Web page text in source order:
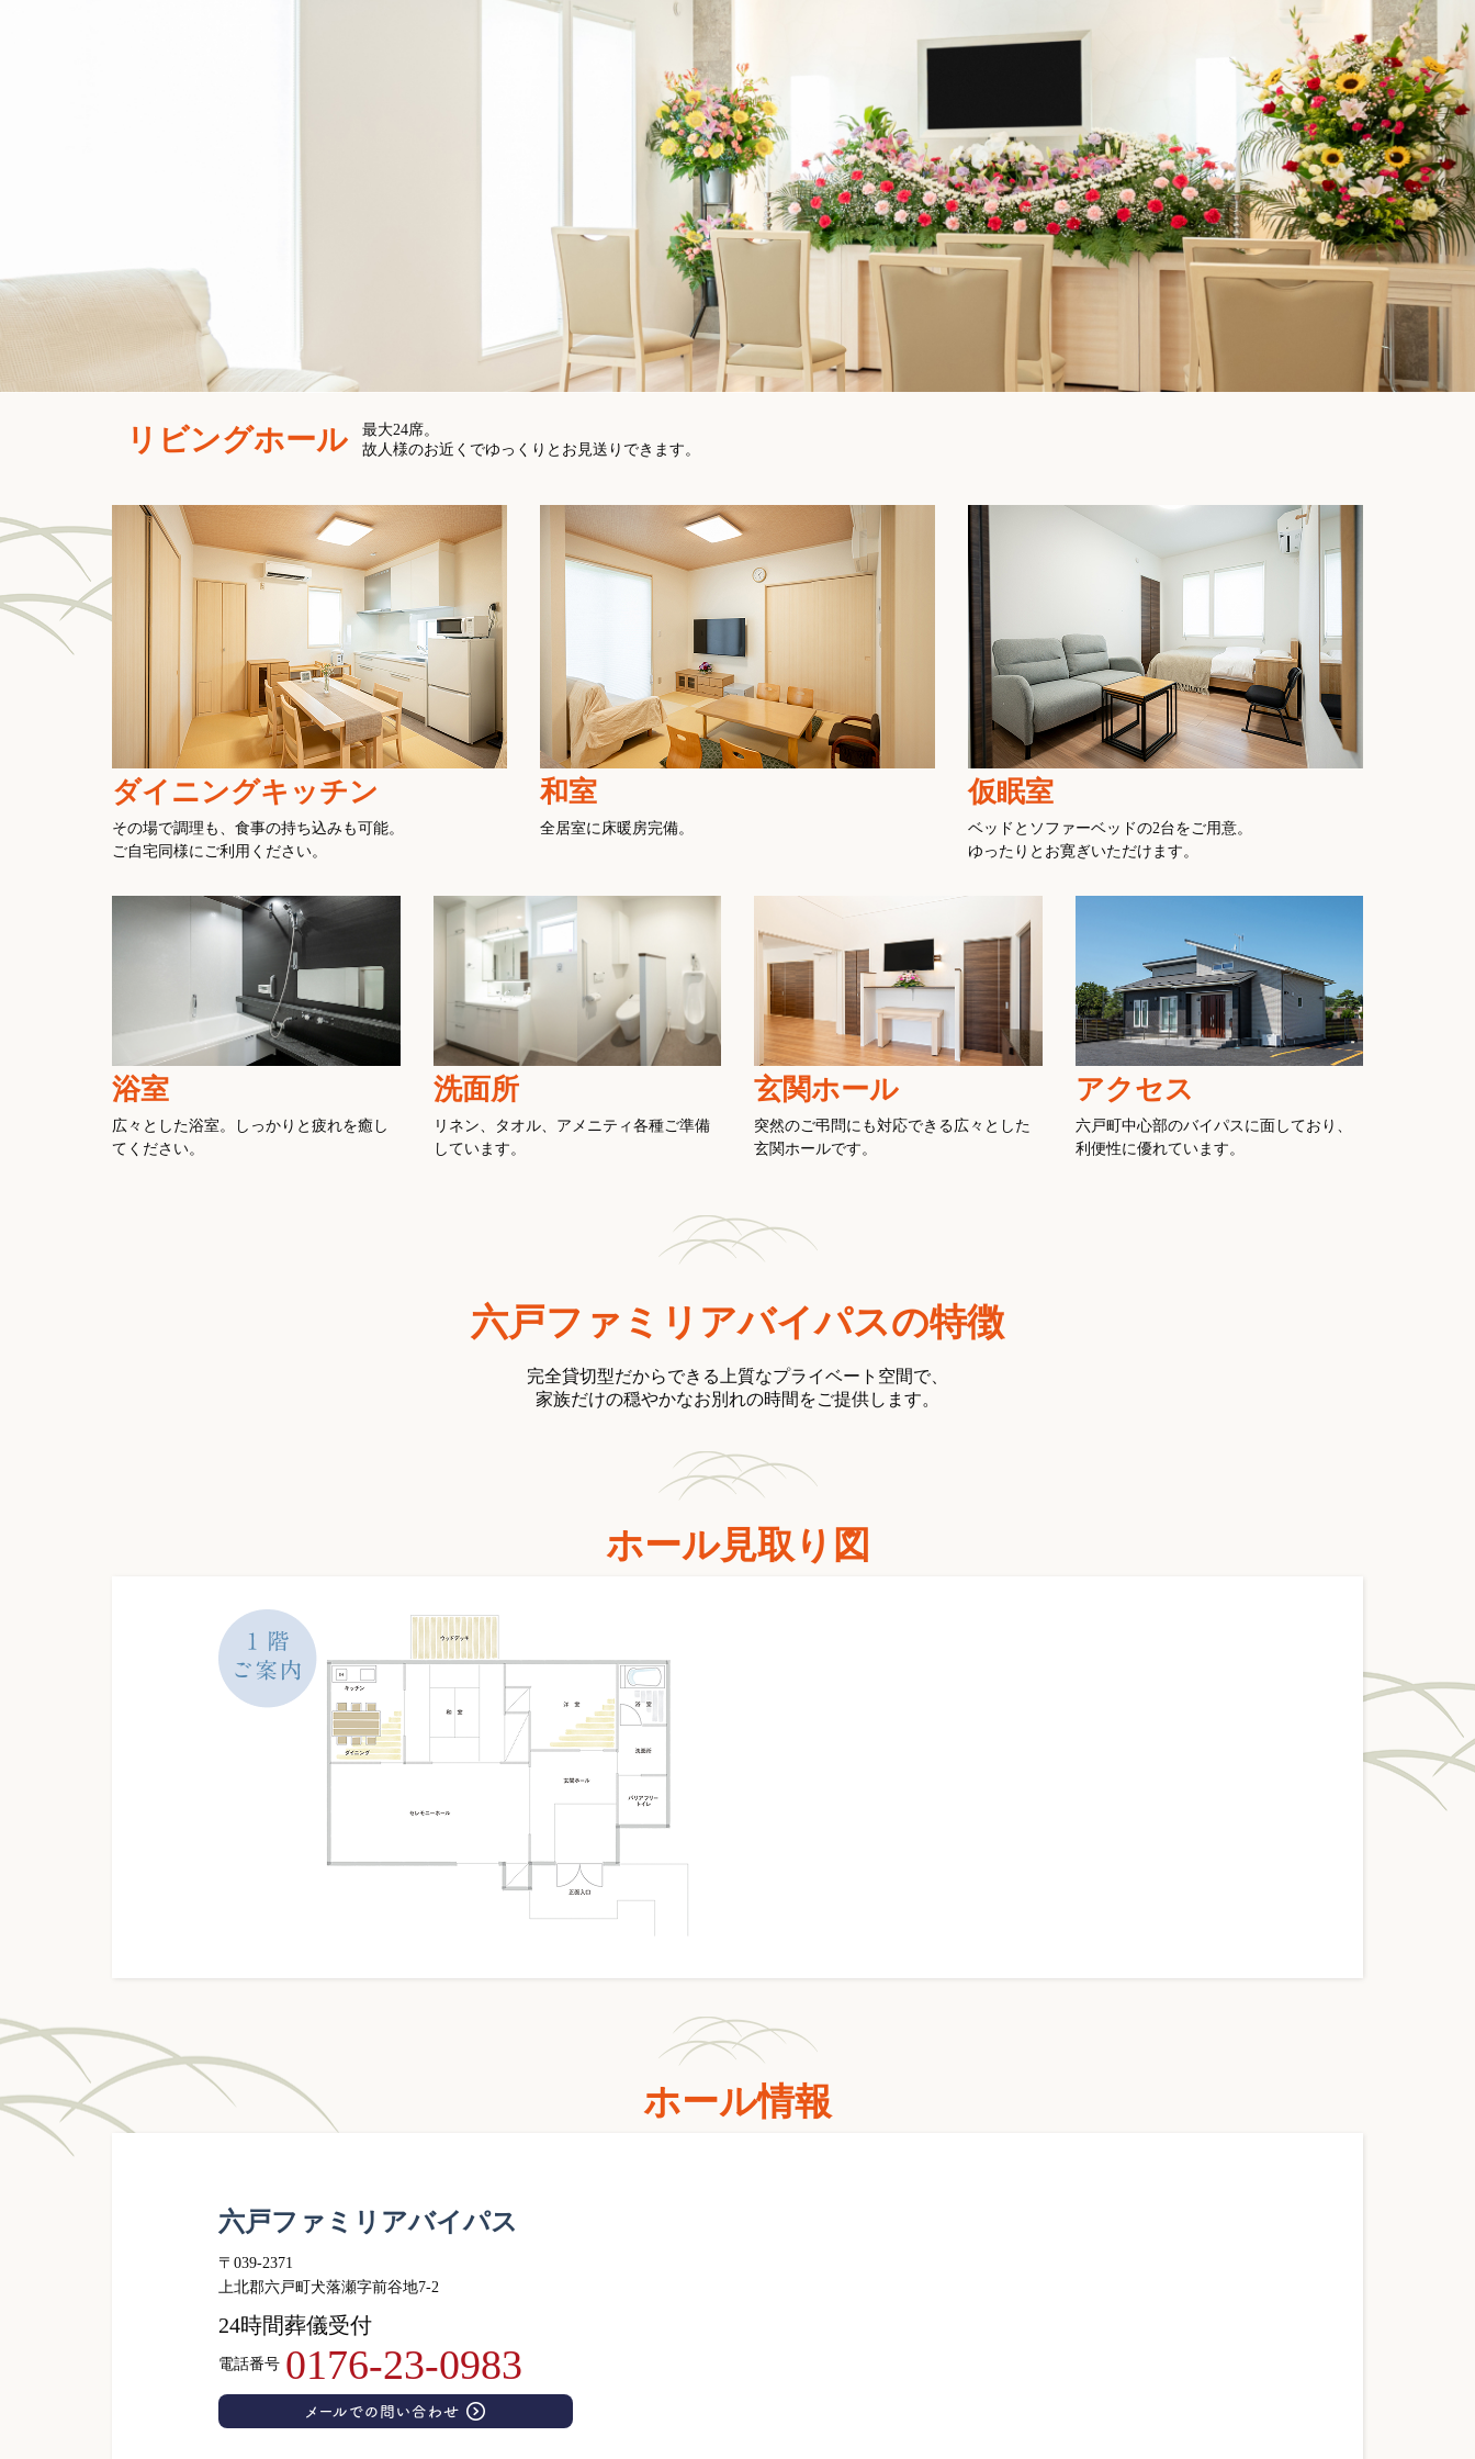
リビングホール
最大24席。
故人様のお近くでゆっくりとお見送りできます。
ダイニングキッチン
その場で調理も、食事の持ち込みも可能。
ご自宅同様にご利用ください。
和室
全居室に床暖房完備。
仮眠室
ベッドとソファーベッドの2台をご用意。
ゆったりとお寛ぎいただけます。
浴室
広々とした浴室。しっかりと疲れを癒し
てください。
洗面所
リネン、タオル、アメニティ各種ご準備
しています。
玄関ホール
突然のご弔問にも対応できる広々とした
玄関ホールです。
アクセス
六戸町中心部のバイパスに面しており、
利便性に優れています。
六戸ファミリアバイパスの特徴
完全貸切型だからできる上質なプライベート空間で、
家族だけの穏やかなお別れの時間をご提供します。
ホール見取り図
ホール情報
六戸ファミリアバイパス
〒039-2371
上北郡六戸町犬落瀬字前谷地7-2
24時間葬儀受付
電話番号 0176-23-0983